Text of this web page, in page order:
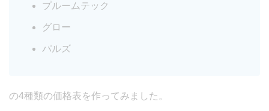
プルームテック
グロー
パルズ
の4種類の価格表を作ってみました。